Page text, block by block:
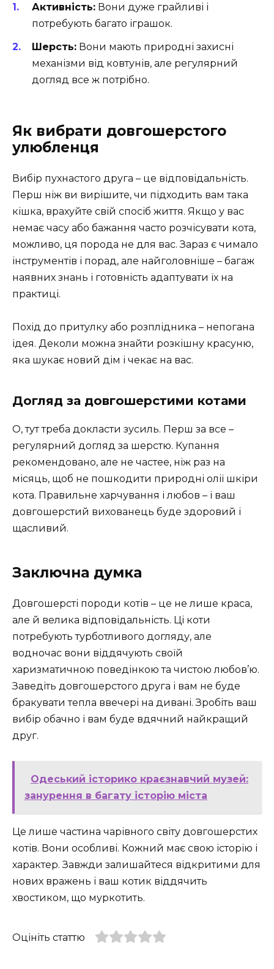
Активність: Вони дуже грайливі і
потребують багато іграшок.
Шерсть: Вони мають природні захисні
механізми від ковтунів, але регулярний
догляд все ж потрібно.
Як вибрати довгошерстого
улюбленця
Вибір пухнастого друга – це відповідальність.
Перш ніж ви вирішите, чи підходить вам така
кішка, врахуйте свій спосіб життя. Якщо у вас
немає часу або бажання часто розчісувати кота,
можливо, ця порода не для вас. Зараз є чимало
інструментів і порад, але найголовніше – багаж
наявних знань і готовність адаптувати їх на
практиці.
Похід до притулку або розплідника – непогана
ідея. Деколи можна знайти розкішну красуню,
яка шукає новий дім і чекає на вас.
Догляд за довгошерстими котами
О, тут треба докласти зусиль. Перш за все –
регулярний догляд за шерстю. Купання
рекомендовано, але не частее, ніж раз на
місяць, щоб не пошкодити природні олії шкіри
кота. Правильне харчування і любов – і ваш
довгошерстий вихованець буде здоровий і
щасливий.
Заключна думка
Довгошерсті породи котів – це не лише краса,
але й велика відповідальність. Ці коти
потребують турботливого догляду, але
водночас вони віддячують своїй
харизматичною поведінкою та чистою любов’ю.
Заведіть довгошерстого друга і вам не буде
бракувати тепла ввечері на дивані. Зробіть ваш
вибір обачно і вам буде вдячний найкращий
друг.
Одеський історико краєзнавчий музей:
занурення в багату історію міста
Це лише частина чарівного світу довгошерстих
котів. Вони особливі. Кожний має свою історію і
характер. Завжди залишайтеся відкритими для
нових вражень і ваш котик віддячить
хвостиком, що муркотить.
Оцініть статтю